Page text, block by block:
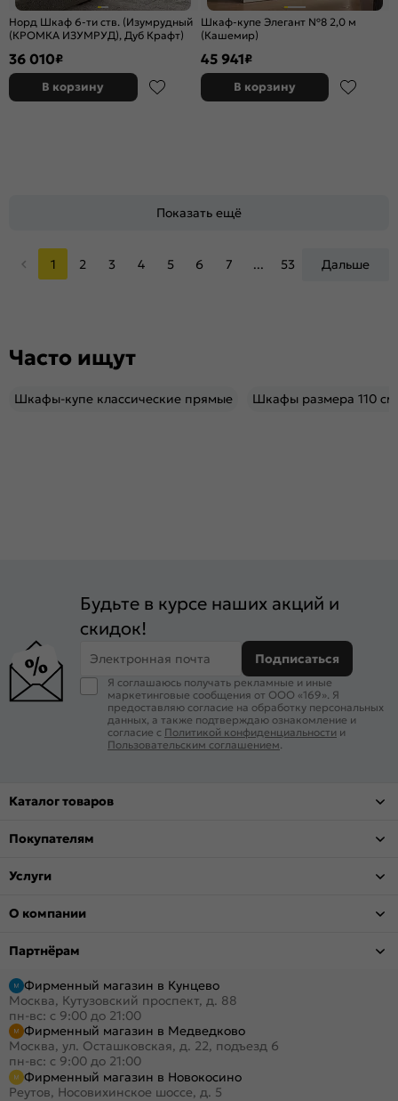
Норд Шкаф 6-ти ств. (Изумрудный
(КРОМКА ИЗУМРУД), Дуб Крафт)
36 010₽
В корзину
Шкаф-купе Элегант №8 2,0 м
(Кашемир)
45 941₽
В корзину
Показать ещё
1 2 3 4 5 6 7 ... 53 Дальше
Часто ищут
Шкафы-купе классические прямые Шкафы размера 110 см
Будьте в курсе наших акций и
скидок!
Электронная почта Подписаться
Я соглашаюсь получать рекламные и иные
маркетинговые сообщения от ООО «169». Я
предоставляю согласие на обработку персональных
данных, а также подтверждаю ознакомление и
согласие с Политикой конфиденциальности и
Пользовательским соглашением
Каталог товаров
Покупателям
Услуги
О компании
Партнёрам
Фирменный магазин в Кунцево
Москва, Кутузовский проспект, д. 88
пн-вс: с 9:00 до 21:00
Фирменный магазин в Медведково
Москва, ул. Осташковская, д. 22, подъезд 6
пн-вс: с 9:00 до 21:00
Фирменный магазин в Новокосино
Реутов, Носовихинское шоссе, д. 5